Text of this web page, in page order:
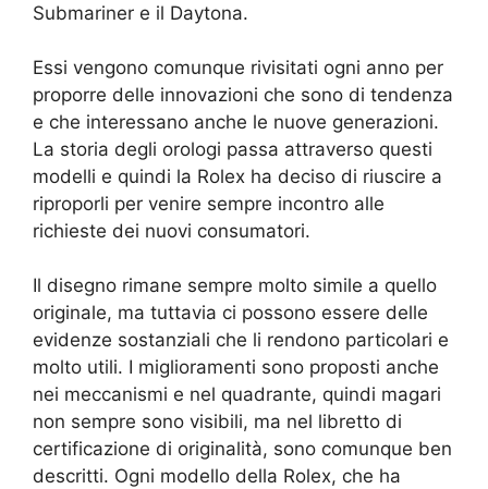
Submariner e il Daytona.
Essi vengono comunque rivisitati ogni anno per
proporre delle innovazioni che sono di tendenza
e che interessano anche le nuove generazioni.
La storia degli orologi passa attraverso questi
modelli e quindi la Rolex ha deciso di riuscire a
riproporli per venire sempre incontro alle
richieste dei nuovi consumatori.
Il disegno rimane sempre molto simile a quello
originale, ma tuttavia ci possono essere delle
evidenze sostanziali che li rendono particolari e
molto utili. I miglioramenti sono proposti anche
nei meccanismi e nel quadrante, quindi magari
non sempre sono visibili, ma nel libretto di
certificazione di originalità, sono comunque ben
descritti. Ogni modello della Rolex, che ha